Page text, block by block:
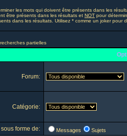
les mots qui doivent être présents dans les
être présents dans les résultats et NOT pour
dans les résultats. Utilisez * comme un joker pour
partielles
Forum:
Catégorie:
forme de: Messages Sujets